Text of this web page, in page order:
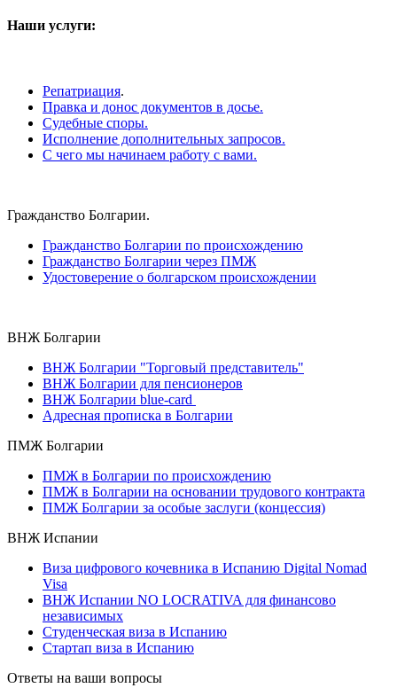
Наши услуги:
Репатриация.
Правка и донос документов в досье.
Судебные споры.
Исполнение дополнительных запросов.
С чего мы начинаем работу с вами.
Гражданство Болгарии.
Гражданство Болгарии по происхождению
Гражданство Болгарии через ПМЖ
Удостоверение о болгарском происхождении
ВНЖ Болгарии
ВНЖ Болгарии "Торговый представитель"
ВНЖ Болгарии для пенсионеров
ВНЖ Болгарии blue-card
Адресная прописка в Болгарии
ПМЖ Болгарии
ПМЖ в Болгарии по происхождению
ПМЖ в Болгарии на основании трудового контракта
ПМЖ Болгарии за особые заслуги (концессия)
ВНЖ Испании
Виза цифрового кочевника в Испанию Digital Nomad
Visa
ВНЖ Испании NO LOCRATIVA для финансово
независимых
Студенческая виза в Испанию
Стартап виза в Испанию
Ответы на ваши вопросы